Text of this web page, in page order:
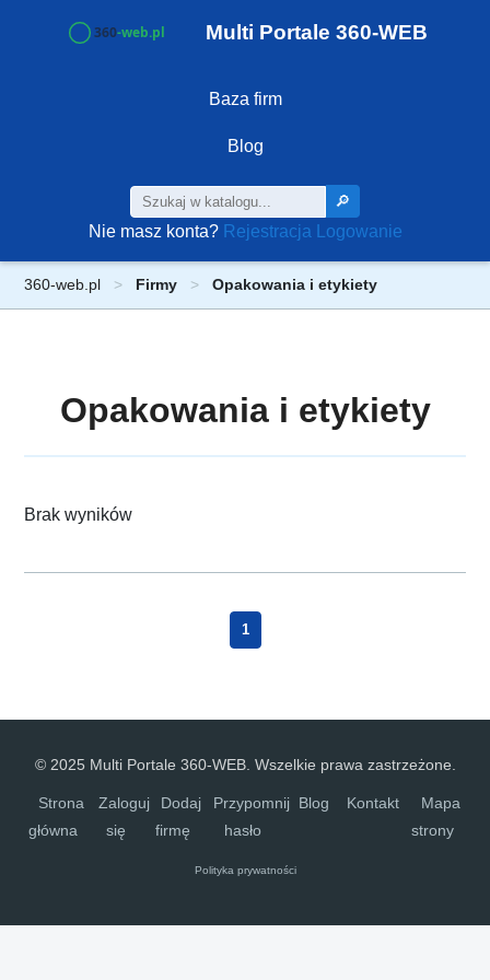
Multi Portale 360-WEB
Baza firm
Blog
🔎
Nie masz konta? Rejestracja Logowanie
360-web.pl Firmy Opakowania i etykiety
Opakowania i etykiety
Brak wyników
1
© 2025 Multi Portale 360-WEB. Wszelkie prawa zastrzeżone.
Strona
główna
Zaloguj
się
Dodaj
firmę
Przypomnij
hasło
Blog Kontakt
Mapa
strony
Polityka prywatności